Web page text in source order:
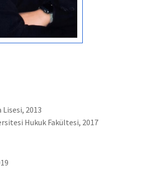
2013
Hukuk Fakültesi, 2017